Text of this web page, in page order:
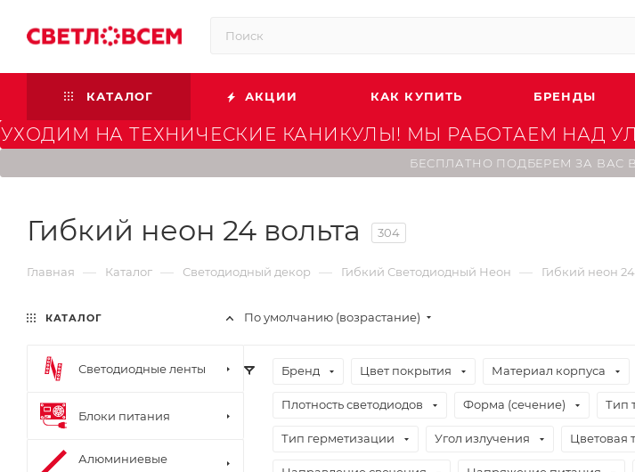
КАТАЛОГ АКЦИИ КАК КУПИТЬ БРЕНДЫ
УХОДИМ НА ТЕХНИЧЕСКИЕ КАНИКУЛЫ! МЫ РАБОТАЕМ НАД
БЕСПЛАТНО ПОДБЕРЕМ ЗА ВАС
Гибкий неон 24 вольта 304
Главная — Каталог — Светодиодный декор — Гибкий Светодиодный Неон — Гибкий неон 24
По умолчанию (возрастание)
Бренд Цвет покрытия Материал корпуса
Плотность светодиодов Форма (сечение) Тип
Тип герметизации Угол излучения Цветовая
КАТАЛОГ
Светодиодные ленты
Блоки питания
Алюминиевые